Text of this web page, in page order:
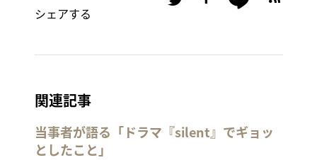
シェアする
関連記事
当事者が語る「ドラマ『silent』でギョッ
としたこと」